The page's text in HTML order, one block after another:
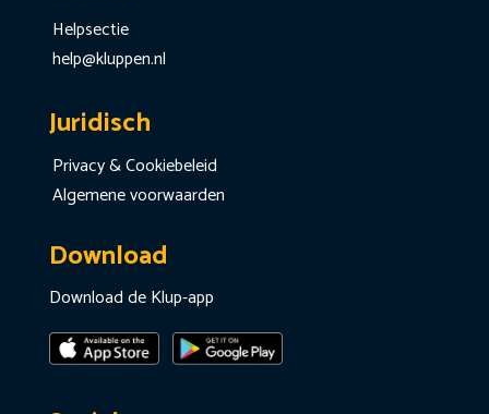
Helpsectie
help@kluppen.nl
Juridisch
Privacy & Cookiebeleid
Algemene voorwaarden
Download
Download de Klup-app